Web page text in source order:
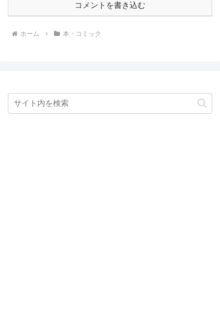
コメントを書き込む
ホーム 本・コミック